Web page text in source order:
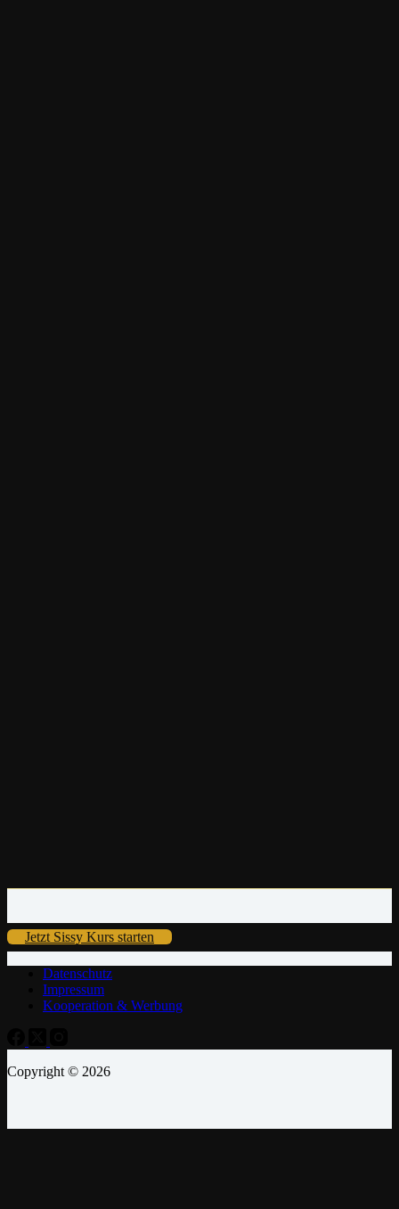
Jetzt Sissy Kurs starten
Datenschutz
Impressum
Kooperation & Werbung
Copyright © 2026